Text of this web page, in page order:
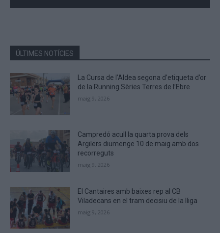
the
the
CAPTCHA
to
verify
that
you
ÚLTIMES NOTÍCIES
La Cursa de l’Aldea segona d’etiqueta d’or
de la Running Sèries Terres de l’Ebre
maig 9, 2026
Campredó acull la quarta prova dels
Argilers diumenge 10 de maig amb dos
recorreguts
maig 9, 2026
El Cantaires amb baixes rep al CB
Viladecans en el tram decisiu de la lliga
maig 9, 2026